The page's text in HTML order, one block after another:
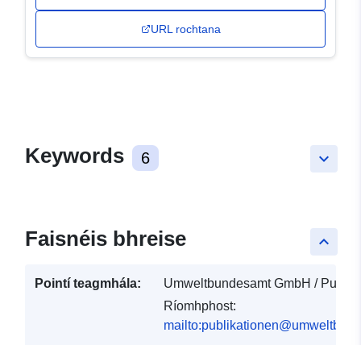
URL rochtana
keyboard_arrow_down
Keywords 6
keyboard_arrow_up
Faisnéis bhreise
Pointí teagmhála:
Umweltbundesamt GmbH /
Ríomhphost: